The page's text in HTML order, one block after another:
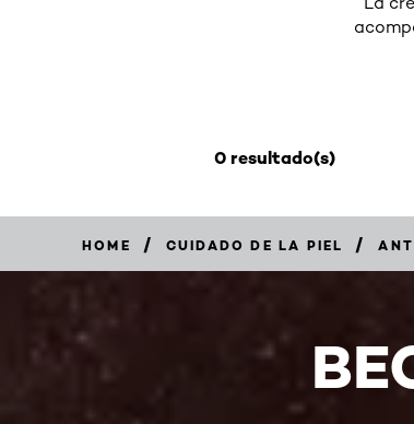
0 resultado(s)
HOME / CUIDADO DE LA PIEL /